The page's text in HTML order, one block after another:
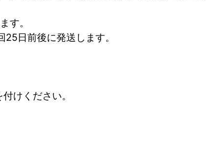
す。
日前後に発送します。
けください。